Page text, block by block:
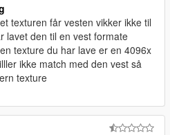
texturen får vesten vikker ikke til
lavet den til en vest formate
texture du har lave er en 4096x
ikke match med den vest så
texture